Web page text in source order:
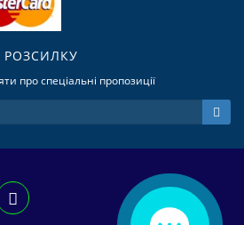
РОЗСИЛКУ
про спеціальні пропозиції